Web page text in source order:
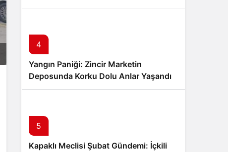
4
Yangın Paniği: Zincir Marketin
Deposunda Korku Dolu Anlar Yaşandı
5
Kapaklı Meclisi Şubat Gündemi: İçkili